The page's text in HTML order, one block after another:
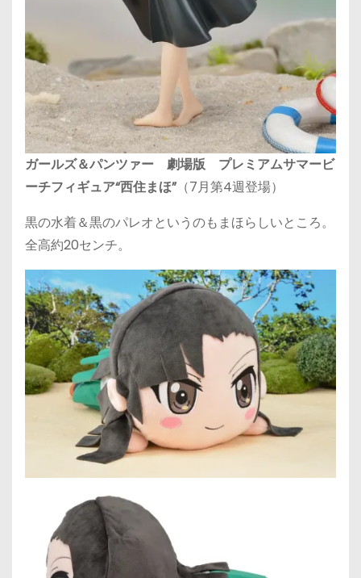
ガールズ＆パンツァー 劇場版 プレミアムサマービ
ーチフィギュア“西住まほ”（7月第4週登場）
黒の水着＆黒のパレオというのもまほらしいところ。
全高約20センチ。